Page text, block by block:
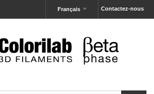
Contactez-nous
Français